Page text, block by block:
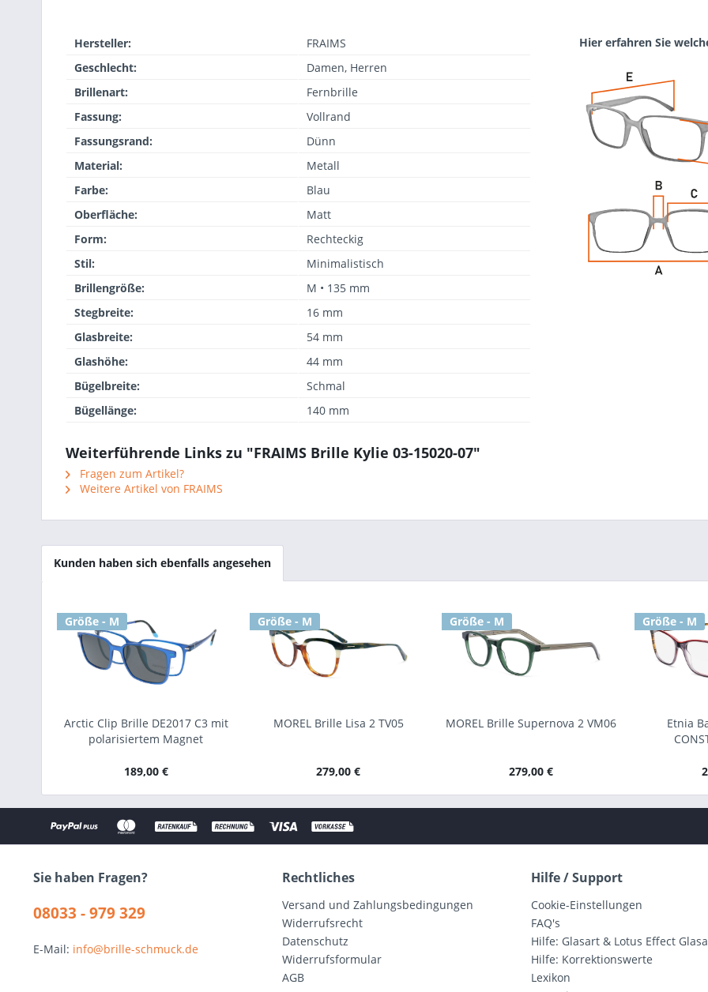
Hersteller:
FRAIMS
Geschlecht:
Damen, Herren
Brillenart:
Fernbrille
Fassung:
Vollrand
Fassungsrand:
Dünn
Material:
Metall
Farbe:
Blau
Oberfläche:
Matt
Form:
Rechteckig
Stil:
Minimalistisch
Brillengröße:
M • 135 mm
Stegbreite:
16 mm
Glasbreite:
54 mm
Glashöhe:
44 mm
Bügelbreite:
Schmal
Bügellänge:
140 mm
Hier erfahren Sie
Weiterführende Links zu "FRAIMS Brille Kylie 03-15020-07"
Fragen zum Artikel?
Weitere Artikel von FRAIMS
Kunden haben sich ebenfalls angesehen
Größe - M
Arctic Clip Brille DE2017 C3 mit
polarisiertem Magnet
189,00 €
Größe - M
MOREL Brille Lisa 2 TV05
279,00 €
Größe - M
MOREL Brille Supernova 2 VM06
279,00 €
Größe - M
Etnia
Sie haben Fragen?
08033 - 979 329
E-Mail: info@brille-schmuck.de
Rechtliches
Versand und Zahlungsbedingungen
Widerrufsrecht
Datenschutz
Widerrufsformular
AGB
Hilfe / Support
Cookie-Einstellungen
FAQ's
Hilfe: Glasart & Lotus Effect
Hilfe: Korrektionswerte
Lexikon